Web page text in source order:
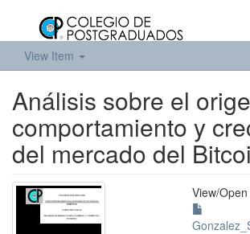
View Item
Análisis sobre el
comportamiento y
del mercado del
View/Open